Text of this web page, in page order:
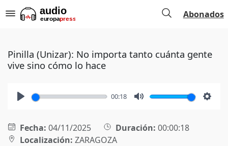
Abonados
Pinilla (Unizar): No importa tanto cuánta gente
vive sino cómo lo hace
00:18
Fecha: 04/11/2025 Duración: 00:00:18
Localización: ZARAGOZA